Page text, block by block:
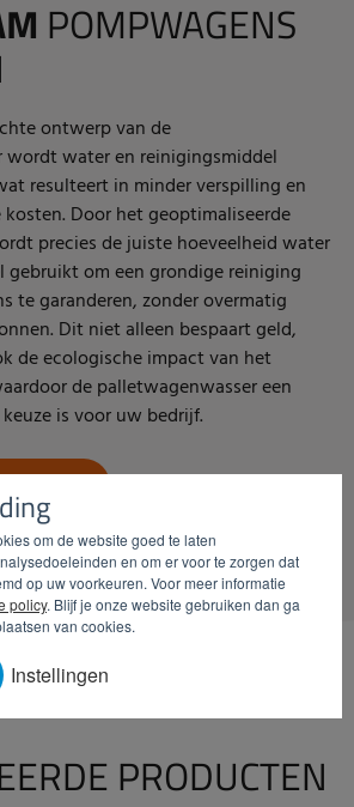
om de website goed te laten
en om er voor te zorgen dat
op uw voorkeuren. Voor meer informatie
policy. Blijf je onze website gebruiken dan ga
van cookies.
Instellingen
POMPWAGENS
ontwerp van de
wordt water en reinigingsmiddel
resulteert in minder verspilling en
Door het geoptimaliseerde
precies de juiste hoeveelheid water
gebruikt om een grondige reiniging
te garanderen, zonder overmatig
Dit niet alleen bespaart geld,
de ecologische impact van het
de palletwagenwasser een
is voor uw bedrijf.
PRODUCTEN